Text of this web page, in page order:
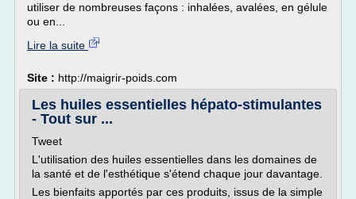
utiliser de nombreuses façons : inhalées, avalées, en gélule
ou en...
Lire la suite
Site : http://maigrir-poids.com
Les huiles essentielles hépato-stimulantes
- Tout sur ...
Tweet
L'utilisation des huiles essentielles dans les domaines de
la santé et de l'esthétique s'étend chaque jour davantage.
Les bienfaits apportés par ces produits, issus de la simple